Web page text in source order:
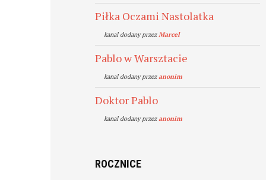
Piłka Oczami Nastolatka
kanal dodany przezMarcel
Pablo w Warsztacie
kanal dodany przezanonim
Doktor Pablo
kanal dodany przezanonim
ROCZNICE